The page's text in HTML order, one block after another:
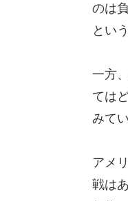
のは
とい
一方
ては
みて
アメ
戦は